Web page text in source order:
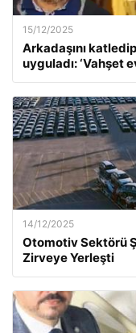
15/12/2025
Arkadaşını
uyguladı: ‘Vahşet
14/12/2025
Otomotiv Sektörü
Zirveye Yerleşti